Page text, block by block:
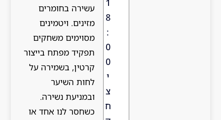
עשירה בחומרים
מזינים. ויטמינים
מסוימים משחקים
תפקיד מפתח בייצור
קרטין, בשמירה על
לחות השיער
ובמניעת נשירה.
כשחסר לנו אחד או